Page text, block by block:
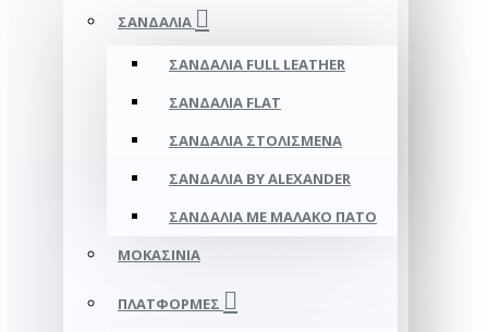
ΣΑΝΔΆΛΙΑ
ΣΑΝΔΆΛΙΑ FULL LEATHER
ΣΑΝΔΆΛΙΑ FLAT
ΣΑΝΔΆΛΙΑ ΣΤΟΛΙΣΜΈΝΑ
ΣΑΝΔΆΛΙΑ BY ALEXANDER
ΣΑΝΔΆΛΙΑ ΜΕ ΜΑΛΑΚΌ ΠΆΤΟ
ΜΟΚΑΣΊΝΙΑ
ΠΛΑΤΦΌΡΜΕΣ